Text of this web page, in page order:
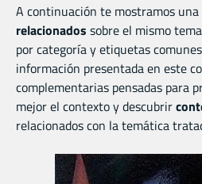
A continuación te mostramos una
relacionados sobre el mismo
por categoría y etiquetas
información presentada en este
complementarias pensadas para
mejor el contexto y descubrir
relacionados con la temática